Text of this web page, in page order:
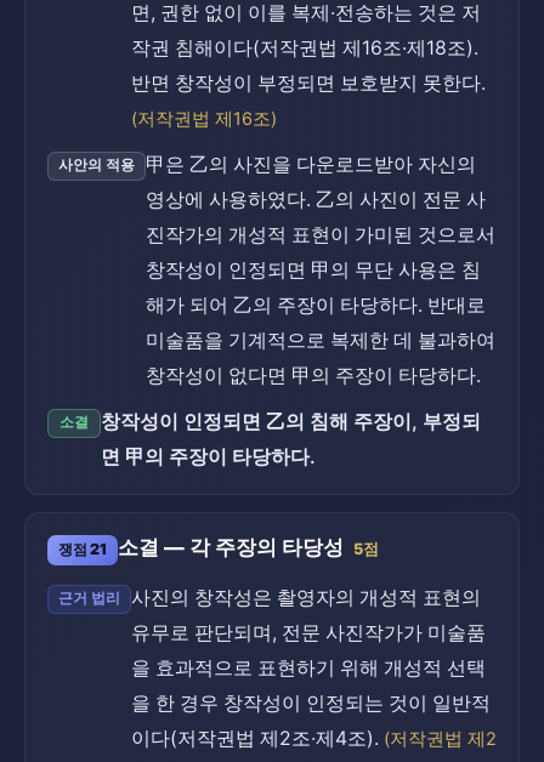
면, 권한 없이 이를 복제·전송하는 것은 저
작권 침해이다(저작권법 제16조·제18조).
반면 창작성이 부정되면 보호받지 못한다.
(저작권법 제16조)
사안의 적용
甲은 乙의 사진을 다운로드받아 자신의
영상에 사용하였다. 乙의 사진이 전문 사
진작가의 개성적 표현이 가미된 것으로서
창작성이 인정되면 甲의 무단 사용은 침
해가 되어 乙의 주장이 타당하다. 반대로
미술품을 기계적으로 복제한 데 불과하여
창작성이 없다면 甲의 주장이 타당하다.
소결
창작성이 인정되면 乙의 침해 주장이, 부정되
면 甲의 주장이 타당하다.
쟁점 21 소결 — 각 주장의 타당성 5점
근거 법리
사진의 창작성은 촬영자의 개성적 표현의
유무로 판단되며, 전문 사진작가가 미술품
을 효과적으로 표현하기 위해 개성적 선택
을 한 경우 창작성이 인정되는 것이 일반적
이다(저작권법 제2조·제4조). (저작권법 제2